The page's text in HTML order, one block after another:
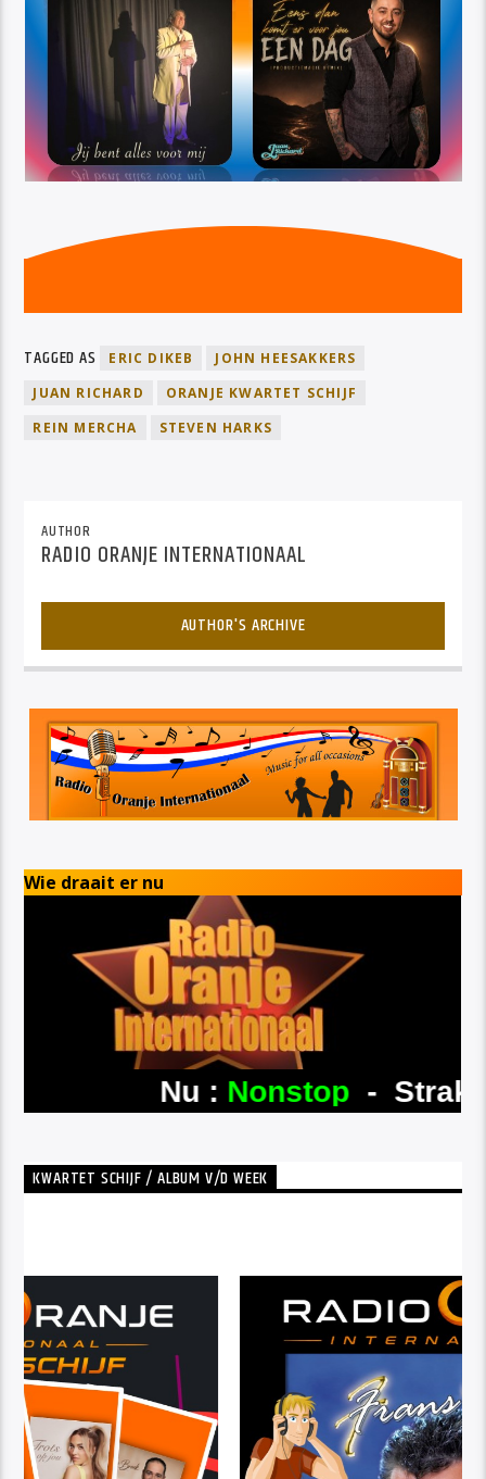
TAGGED AS ERIC DIKEB
JOHN HEESAKKERS
JUAN RICHARD
ORANJE KWARTET SCHIJF
REIN MERCHA
STEVEN HARKS
AUTHOR
RADIO ORANJE INTERNATIONAAL
AUTHOR'S ARCHIVE
Wie draait er nu
KWARTET SCHIJF / ALBUM V/D WEEK